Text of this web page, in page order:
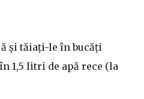
și tăiați-le în bucăți
1,5 litri de apă rece (la